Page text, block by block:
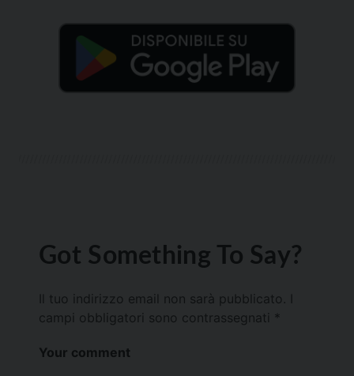
Got Something To Say?
Il tuo indirizzo email non sarà pubblicato.
campi obbligatori sono contrassegnati *
Your comment